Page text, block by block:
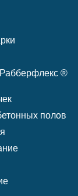
®
полов